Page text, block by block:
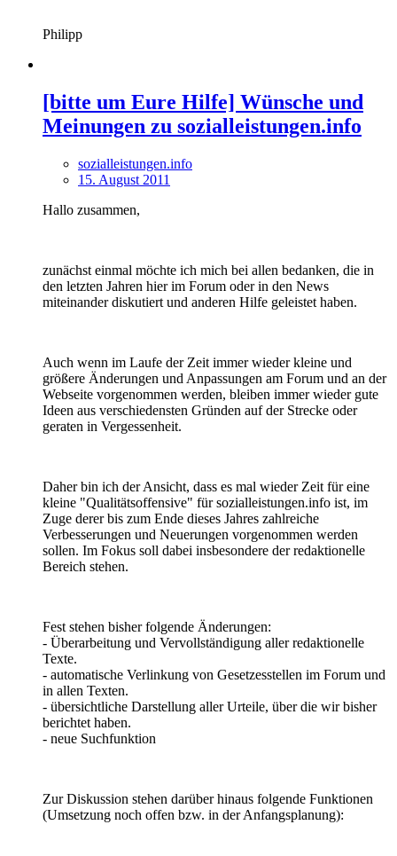
Philipp
[bitte um Eure Hilfe] Wünsche und
Meinungen zu sozialleistungen.info
sozialleistungen.info
15. August 2011
Hallo zusammen,
zunächst einmal möchte ich mich bei allen bedanken, die in
den letzten Jahren hier im Forum oder in den News
miteinander diskutiert und anderen Hilfe geleistet haben.
Auch wenn im Laufe der Zeit immer wieder kleine und
größere Änderungen und Anpassungen am Forum und an der
Webseite vorgenommen werden, bleiben immer wieder gute
Ideen aus verschiedensten Gründen auf der Strecke oder
geraten in Vergessenheit.
Daher bin ich der Ansicht, dass es mal wieder Zeit für eine
kleine "Qualitätsoffensive" für sozialleistungen.info ist, im
Zuge derer bis zum Ende dieses Jahres zahlreiche
Verbesserungen und Neuerungen vorgenommen werden
sollen. Im Fokus soll dabei insbesondere der redaktionelle
Bereich stehen.
Fest stehen bisher folgende Änderungen:
- Überarbeitung und Vervollständigung aller redaktionelle
Texte.
- automatische Verlinkung von Gesetzesstellen im Forum und
in allen Texten.
- übersichtliche Darstellung aller Urteile, über die wir bisher
berichtet haben.
- neue Suchfunktion
Zur Diskussion stehen darüber hinaus folgende Funktionen
(Umsetzung noch offen bzw. in der Anfangsplanung):